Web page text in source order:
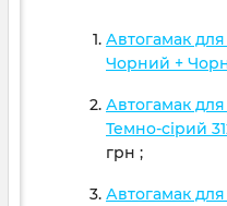
Автогамак
Чорний +
Автогамак
Темно-сірий
грн ;
Автогамак